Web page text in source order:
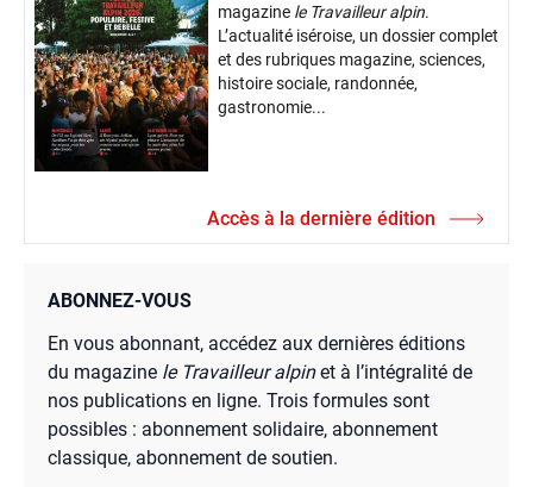
magazine le Travailleur alpin.
L’actualité iséroise, un dossier complet
et des rubriques magazine, sciences,
histoire sociale, randonnée,
gastronomie...
Accès à la dernière édition
ABONNEZ-VOUS
En vous abonnant, accédez aux dernières éditions
du magazine le Travailleur alpinet à l’intégralité de
nos publications en ligne. Trois formules sont
possibles : abonnement solidaire, abonnement
classique, abonnement de soutien.